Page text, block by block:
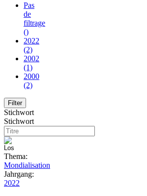
Pas
de
filtrage
()
2022
(2)
2002
(1)
2000
(2)
Stichwort
Stichwort
Thema:
Mondialisation
Jahrgang:
2022